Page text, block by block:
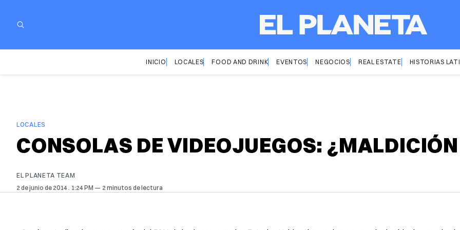
INICIO LOCALES FOOD AND DRINK EVENTOS NEGOCIOS REAL ESTATE HISTORIAS
LOCALES
CONSOLAS DE VIDEOJUEGOS:
EL PLANETA TEAM
2 de junio de 2014 . 1:24 PM 2 minutos de lectura